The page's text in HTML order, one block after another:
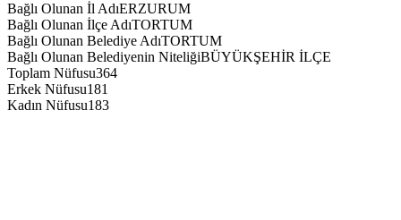
Bağlı Olunan İl AdıERZURUM
Bağlı Olunan İlçe AdıTORTUM
Bağlı Olunan Belediye AdıTORTUM
Bağlı Olunan Belediyenin NiteliğiBÜYÜKŞEHİR İLÇE
Toplam Nüfusu364
Erkek Nüfusu181
Kadın Nüfusu183